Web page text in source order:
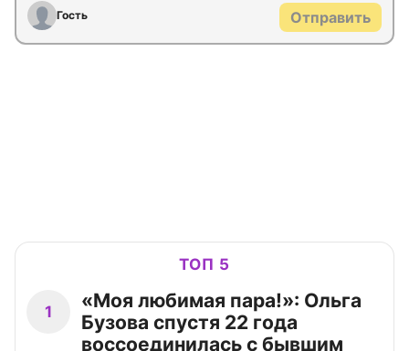
Гость Отправить
ТОП 5
1
«Моя любимая пара!»: Ольга
Бузова спустя 22 года
воссоединилась с бывшим